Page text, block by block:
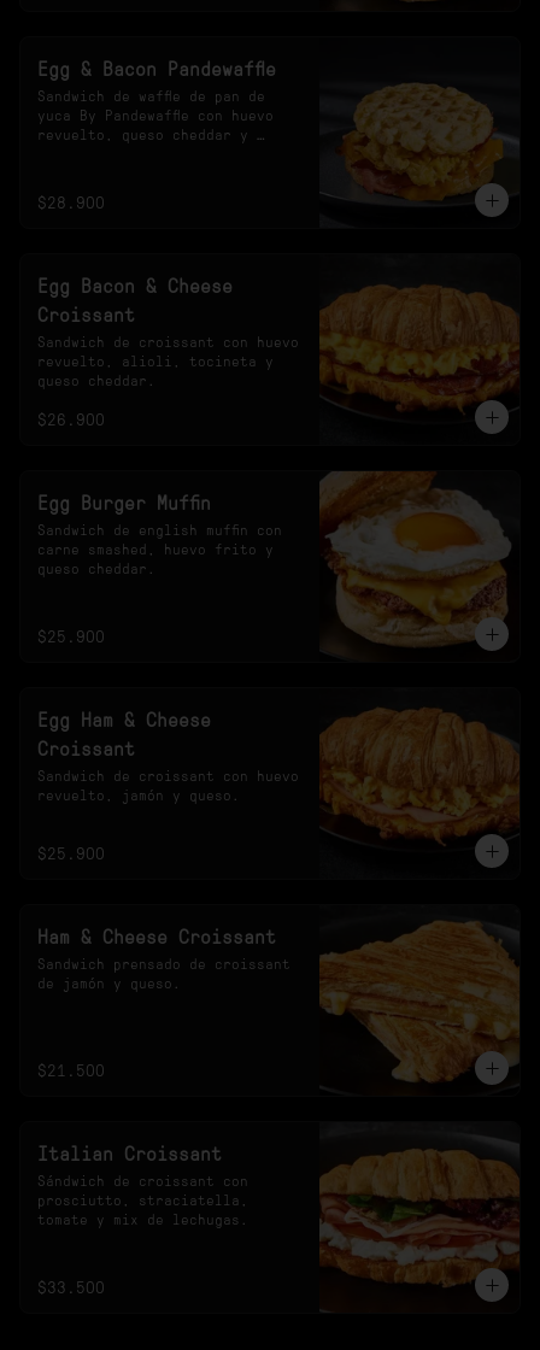
Egg & Bacon Pandewaffle
Sandwich de waffle de pan de
yuca By Pandewaffle con huevo
revuelto, queso cheddar y
$28.900
Egg Bacon & Cheese
Croissant
Sandwich de croissant con huevo
revuelto, alioli, tocineta y
queso cheddar.
$26.900
Egg Burger Muffin
Sandwich de english muffin con
carne smashed, huevo frito y
queso cheddar.
$25.900
Egg Ham & Cheese
Croissant
Sandwich de croissant con huevo
revuelto, jamón y queso.
$25.900
Ham & Cheese Croissant
Sandwich prensado de croissant
de jamón y queso.
$21.500
Italian Croissant
Sándwich de croissant con
prosciutto, straciatella,
tomate y mix de lechugas.
$33.500